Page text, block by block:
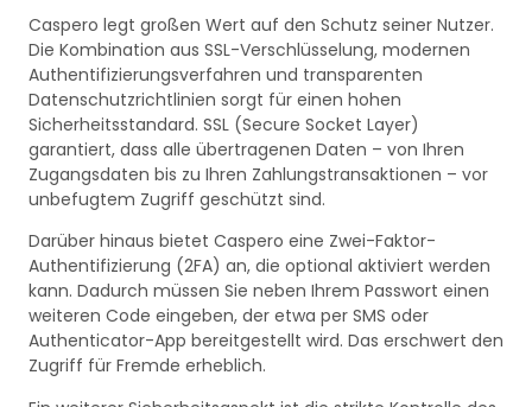
Caspero legt großen Wert auf den Schutz seiner Nutzer.
Die Kombination aus SSL-Verschlüsselung, modernen
Authentifizierungsverfahren und transparenten
Datenschutzrichtlinien sorgt für einen hohen
Sicherheitsstandard. SSL (Secure Socket Layer)
garantiert, dass alle übertragenen Daten – von Ihren
Zugangsdaten bis zu Ihren Zahlungstransaktionen – vor
unbefugtem Zugriff geschützt sind.
Darüber hinaus bietet Caspero eine Zwei-Faktor-
Authentifizierung (2FA) an, die optional aktiviert werden
kann. Dadurch müssen Sie neben Ihrem Passwort einen
weiteren Code eingeben, der etwa per SMS oder
Authenticator-App bereitgestellt wird. Das erschwert den
Zugriff für Fremde erheblich.